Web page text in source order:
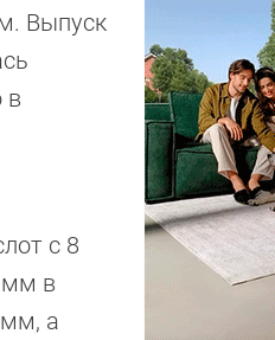
Выпуск
в
с 8
мм в
мм, а